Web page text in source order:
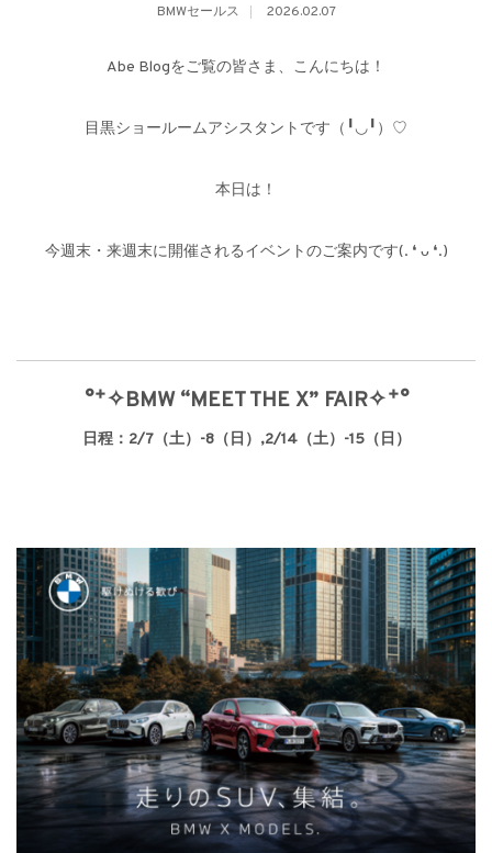
BMWセールス 2026.02.07
Abe Blogをご覧の皆さま、こんにちは！
目黒ショールームアシスタントです（╹◡╹）♡
本日は！
今週末・来週末に開催されるイベントのご案内です(. ❛ ᴗ ❛.)
°˖✧BMW “MEET THE X” FAIR✧˖°
日程：2/7（土）-8（日）,2/14（土）-15（日）